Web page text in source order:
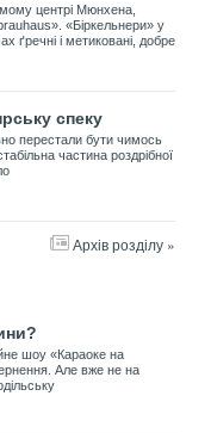
центрі Мюнхена,
«Біркельнери» у
ґречні і метиковані, добре
спеку
перестали бути чимось
частина роздрібної
Архів розділу »
шоу «Караоке на
Але вже не на